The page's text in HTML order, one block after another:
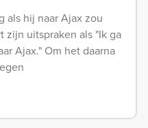
als hij naar Ajax zou
zijn uitspraken als "Ik ga
Ajax." Om het daarna